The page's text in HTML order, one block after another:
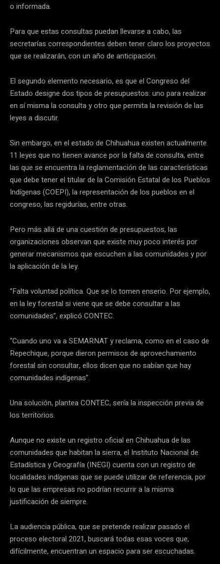
o informada.
Para que estas consultas puedan llevarse a cabo, las
secretarías correspondientes deben tener claro los proyectos
que se realizarán, con un año de anticipación.
El segundo elemento necesario, es que el Congreso del
Estado designe dos tipos de presupuestos: uno para realizar
en sí misma la consulta y otro que permita la revisión de las
leyes a discutir.
Sin embargo, en el estado de Chihuahua existen actualmente
11 leyes que no tienen avance por la falta de consulta, entre
las que se encuentra la reglamentación de las características
que debe tener el titular de la Comisión Estatal de los Pueblos
Indígenas (COEPI), la representación de los pueblos en el
congreso, las regidurías, entre otras.
Pero más allá de una cuestión de presupuestos, las
organizaciones observan que existe muy poco interés por
generar mecanismos que escuchen a las comunidades y por
la aplicación de la ley.
“Falta voluntad política. Que se lo tomen enserio. Por ejemplo,
en la ley forestal si viene que se debe consultar a las
comunidades”, explicó CONTEC.
“Cuando uno va a SEMARNAT y reclama, como en el caso de
Repechique, porque dieron permisos de aprovechamiento
forestal sin consultar, ellos dicen que no sabían que hay
comunidades indígenas”.
Una solución, plantea CONTEC, sería la inspección previa de
los territorios.
Aunque no existe un registro oficial en Chihuahua de las
comunidades que habitan la sierra, el Instituto Nacional de
Estadística y Geografía (INEGI) cuenta con un registro de
localidades indígenas que se puede utilizar de referencia, por
lo que las empresas no podrían recurrir a la misma
justificación de siempre.
La audiencia pública, que se pretende realizar pasado el
proceso electoral 2021, buscará todas esas voces que,
difícilmente, encuentran un espacio para ser escuchadas.